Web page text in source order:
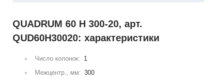
QUADRUM 60 H 300-20, арт.
QUD60H30020: характеристики
Число колонок: 1
Межцентр., мм: 300